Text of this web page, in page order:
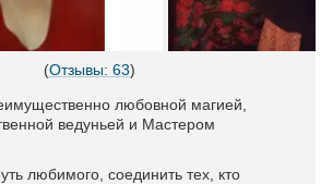
(Отзывы: 63)
любовной магией,
ведуньей и Мастером
любимого, соединить тех, кто